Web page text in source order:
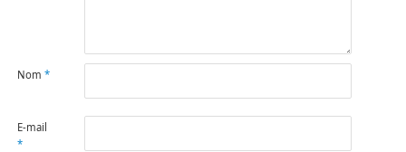
Nom *
E-mail
*